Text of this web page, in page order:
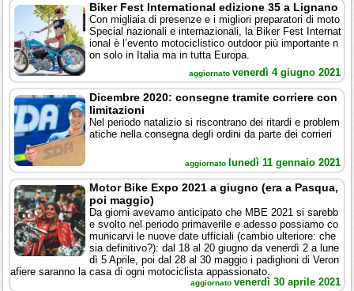
Biker Fest International edizione 35 a Lignano
Con migliaia di presenze e i migliori preparatori di moto
Special nazionali e internazionali, la Biker Fest Internat
ional è l’evento motociclistico outdoor più importante n
on solo in Italia ma in tutta Europa.
aggiornato venerdì 4 giugno 2021
Dicembre 2020: consegne tramite corriere con
limitazioni
Nel periodo natalizio si riscontrano dei ritardi e problem
atiche nella consegna degli ordini da parte dei corrieri
aggiornato lunedì 11 gennaio 2021
Motor Bike Expo 2021 a giugno (era a Pasqua,
poi maggio)
Da giorni avevamo anticipato che MBE 2021 si sarebb
e svolto nel periodo primaverile e adesso possiamo co
municarvi le nuove date ufficiali (cambio ulteriore: che
sia definitivo?): dal 18 al 20 giugno da venerdì 2 a lune
dì 5 Aprile, poi dal 28 al 30 maggio i padiglioni di Veron
afiere saranno la casa di ogni motociclista appassionato.
aggiornato venerdì 30 aprile 2021